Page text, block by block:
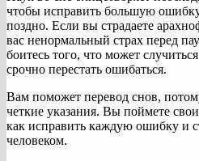
чтобы исправить большую
поздно. Если вы страдаете
вас ненормальный страх перед
боитесь того, что может
срочно перестать ошибаться.
Вам поможет перевод снов,
четкие указания. Вы поймете
как исправить каждую ошибку и
человеком.